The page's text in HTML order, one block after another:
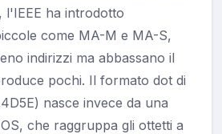
ha introdotto
come MA-M e MA-S,
indirizzi ma abbassano il
pochi. Il formato dot di
nasce invece da una
che raggruppa gli ottetti a